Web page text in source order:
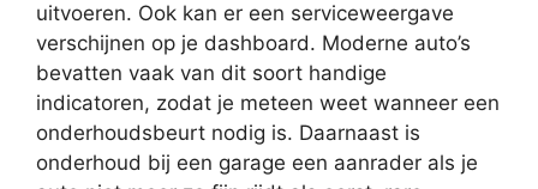
uitvoeren. Ook kan er een serviceweergave
verschijnen op je dashboard. Moderne auto’s
bevatten vaak van dit soort handige
indicatoren, zodat je meteen weet wanneer een
onderhoudsbeurt nodig is. Daarnaast is
onderhoud bij een garage een aanrader als je